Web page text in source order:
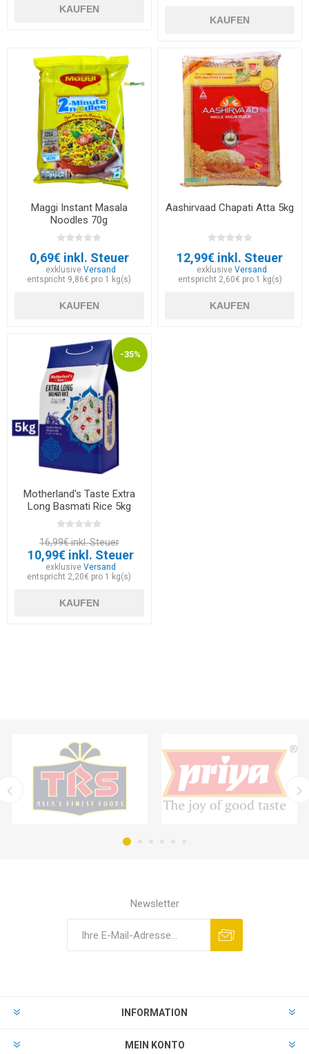
KAUFEN
KAUFEN
Maggi Instant Masala
Noodles 70g
0,69€ inkl. Steuer
exklusiveVersand
entspricht 9,86€ pro 1 kg(s)
KAUFEN
Aashirvaad Chapati Atta 5kg
12,99€ inkl. Steuer
exklusive Versand
entspricht 2,60€ pro 1 kg(s)
KAUFEN
-35%
Motherland's Taste Extra
Long Basmati Rice 5kg
16,99€ inkl. Steuer
10,99€ inkl. Steuer
exklusiveVersand
entspricht 2,20€ pro 1 kg(s)
KAUFEN
Newsletter
INFORMATION
MEIN KONTO